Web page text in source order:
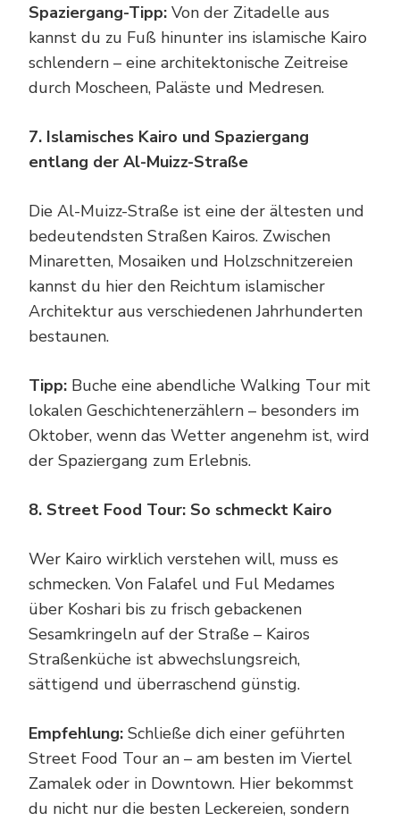
Spaziergang-Tipp: Von der Zitadelle aus
kannst du zu Fuß hinunter ins islamische Kairo
schlendern – eine architektonische Zeitreise
durch Moscheen, Paläste und Medresen.
7. Islamisches Kairo und Spaziergang
entlang der Al-Muizz-Straße
Die Al-Muizz-Straße ist eine der ältesten und
bedeutendsten Straßen Kairos. Zwischen
Minaretten, Mosaiken und Holzschnitzereien
kannst du hier den Reichtum islamischer
Architektur aus verschiedenen Jahrhunderten
bestaunen.
Tipp: Buche eine abendliche Walking Tour mit
lokalen Geschichtenerzählern – besonders im
Oktober, wenn das Wetter angenehm ist, wird
der Spaziergang zum Erlebnis.
8. Street Food Tour: So schmeckt Kairo
Wer Kairo wirklich verstehen will, muss es
schmecken. Von Falafel und Ful Medames
über Koshari bis zu frisch gebackenen
Sesamkringeln auf der Straße – Kairos
Straßenküche ist abwechslungsreich,
sättigend und überraschend günstig.
Empfehlung: Schließe dich einer geführten
Street Food Tour an – am besten im Viertel
Zamalek oder in Downtown. Hier bekommst
du nicht nur die besten Leckereien, sondern